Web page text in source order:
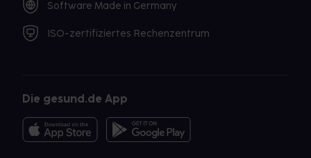
Software Made in Germany
ISO-zertifiziertes Rechenzentrum
Die gesund.de App